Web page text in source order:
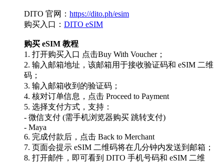
DITO 官网： https://dito.ph/esim
购买入口： DITO eSIM
购买 eSIM 教程
1. 打开购买入口 点击Buy With Voucher；
2. 输入邮箱地址，该邮箱用于接收验证码和 eSIM 二维
码；
3. 输入邮箱收到的验证码；
4. 核对订单信息，点击 ​Proceed to Payment
5. 选择支付方式，支持：
- 微信支付 (需手机浏览器购买 跳转支付)
- Maya
6. 完成付款后，点击 Back to Merchant
7. 页面会提示 eSIM 二维码将在几分钟内发送到邮箱；
8. 打开邮件，即可看到 DITO 手机号码和 eSIM 二维